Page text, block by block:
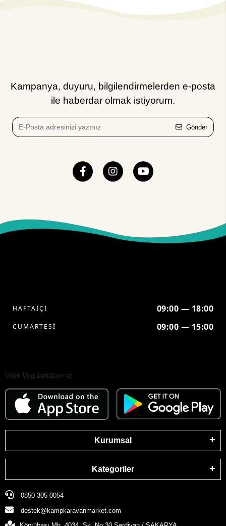
Kampanya, duyuru, bilgilendirmelerden e-posta
ile haberdar olmak istiyorum.
Gönder
HAFTAİÇİ 09:00 — 18:00
CUMARTESİ 09:00 — 15:00
Mobil Uygulamalarımız
Kurumsal
Kategoriler
0850 305 0054
destek@kampkaravanmarket.com